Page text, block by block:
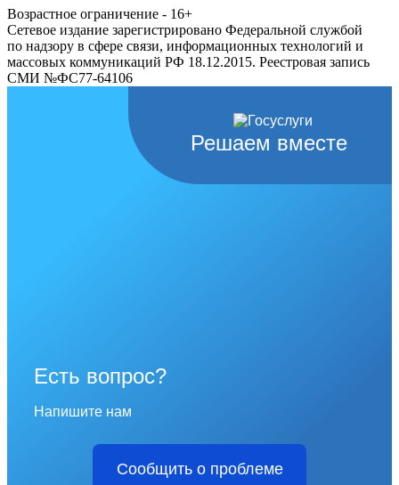
Возрастное ограничение - 16+
Сетевое издание зарегистрировано Федеральной службой
по надзору в сфере связи, информационных технологий и
массовых коммуникаций РФ 18.12.2015. Реестровая запись
СМИ №ФС77-64106
Решаем вместе
Есть вопрос?
Напишите нам
Сообщить о проблеме